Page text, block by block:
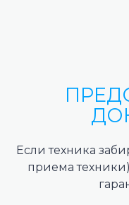
Если техника
приема